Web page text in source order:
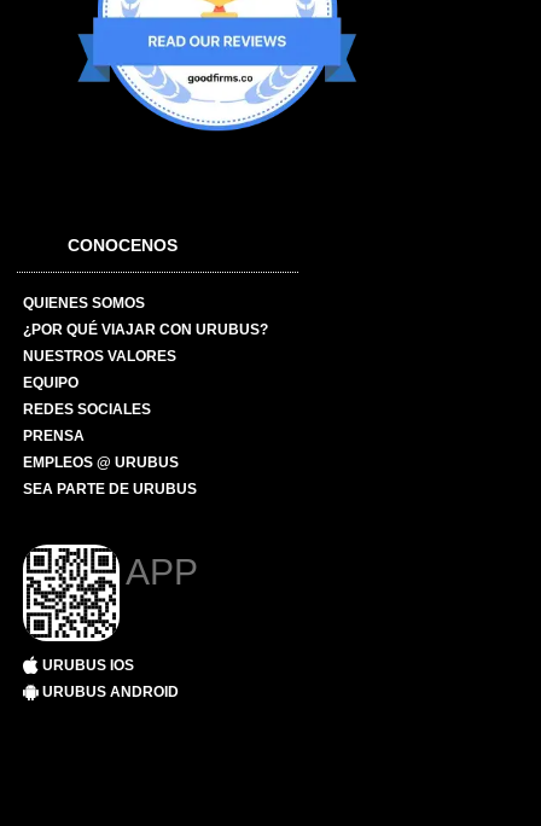
CONOCENOS
QUIENES SOMOS
¿POR QUÉ VIAJAR CON URUBUS?
NUESTROS VALORES
EQUIPO
REDES SOCIALES
PRENSA
EMPLEOS @ URUBUS
SEA PARTE DE URUBUS
APP
URUBUS IOS
URUBUS ANDROID